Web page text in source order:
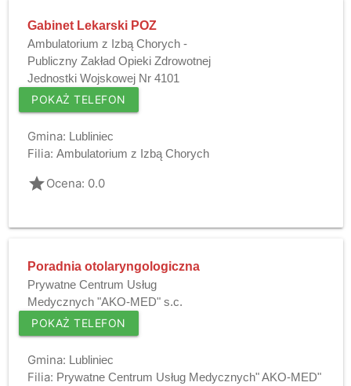
Gabinet Lekarski POZ
Ambulatorium z Izbą Chorych -
Publiczny Zakład Opieki Zdrowotnej
Jednostki Wojskowej Nr 4101
POKAŻ TELEFON
Gmina: Lubliniec
Filia: Ambulatorium z Izbą Chorych
gradeOcena: 0.0
Poradnia otolaryngologiczna
Prywatne Centrum Usług
Medycznych "AKO-MED" s.c.
POKAŻ TELEFON
Gmina: Lubliniec
Filia: Prywatne Centrum Usług Medycznych" AKO-MED"